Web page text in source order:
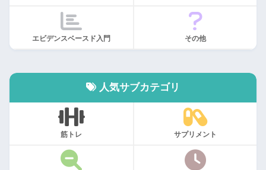
エビデンスベースド入門 その他
人気サブカテゴリ
筋トレ サプリメント